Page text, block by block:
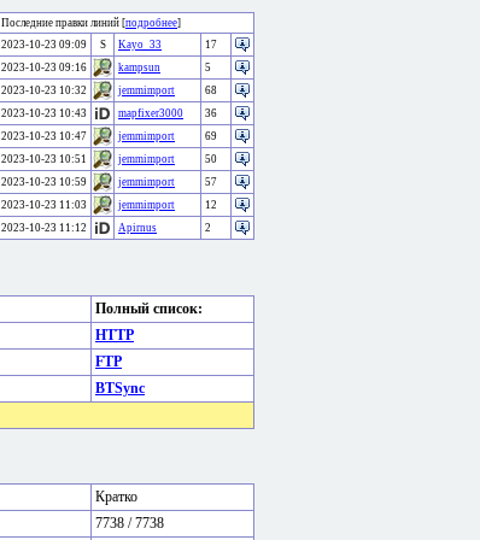
Последние правки линий [подробнее]
2023-10-23 09:09
S Kayo_33
17
2023-10-23 09:16
kampsun
5
2023-10-23 10:32
jemmimport
68
2023-10-23 10:43
mapfixer3000
36
2023-10-23 10:47
jemmimport
69
2023-10-23 10:51
jemmimport
50
2023-10-23 10:59
jemmimport
57
2023-10-23 11:03
jemmimport
12
2023-10-23 11:12
Apirnus 2
Полный список:
HTTP
FTP
BTSync
Кратко
7738 / 7738